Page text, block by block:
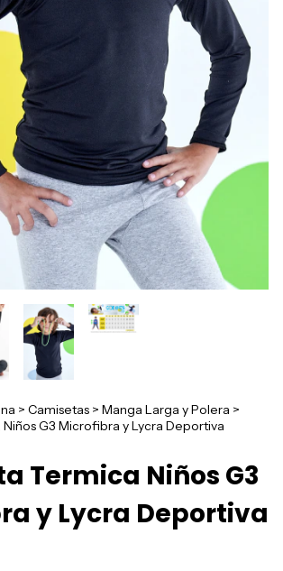
> Camisetas > Manga Larga y Polera >
G3 Microfibra y Lycra Deportiva
Termica Niños G3
y Lycra Deportiva